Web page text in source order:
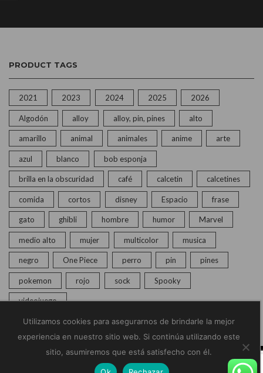
PRODUCT TAGS
2021 2023 2024 2025 2026
Algodón alloy alloy, pin, pines alto
amarillo animal animales anime arte
azul blanco bob esponja
brilla en la obscuridad café calcetin calcetines
comida cortos disney Espacio frase
gato ghibli hombre humor Marvel
medio alto mujer multicolor musica
negro One Piece perro pin pines
pokemon rojo sock Spooky
videojuego
© Copyright 2020 – 2025 | Monkey Socks | Todos los
Utilizamos cookies para asegurarnos de brindarle la mejor
experiencia en nuestro sitio web. Si continúa utilizando este
sitio, asumiremos que está satisfecho con él.